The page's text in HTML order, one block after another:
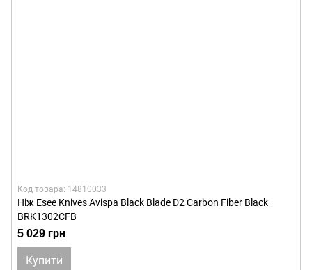
Код товара: 14810033
Ніж Esee Knives Avispa Black Blade D2 Carbon Fiber Black
BRK1302CFB
5 029 грн
Купити